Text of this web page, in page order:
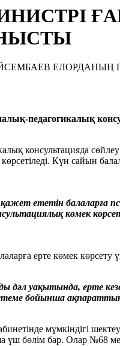
педагогикалық
консультацияда сөйлеу
Күн сайын
қажет ететін
көмек
ерте көмек
дәл уақытында, ерте
бойынша
мүмкіндігі
бөлім бар. Олар №68